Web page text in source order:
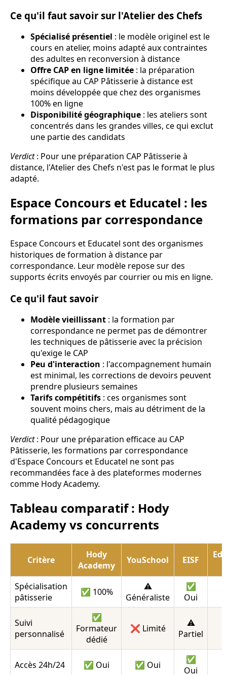
Ce qu'il faut savoir sur l'Atelier des Chefs
Spécialisé présentiel : le modèle originel est le
cours en atelier, moins adapté aux contraintes
des adultes en reconversion à distance
Offre CAP en ligne limitée : la préparation
spécifique au CAP Pâtisserie à distance est
moins développée que chez des organismes
100% en ligne
Disponibilité géographique : les ateliers sont
concentrés dans les grandes villes, ce qui exclut
une partie des candidats
Verdict: Pour une préparation CAP Pâtisserie à
distance, l'Atelier des Chefs n'est pas le format le plus
adapté.
Espace Concours et Educatel : les
formations par correspondance
Espace Concours et Educatel sont des organismes
historiques de formation à distance par
correspondance. Leur modèle repose sur des
supports écrits envoyés par courrier ou mis en ligne.
Ce qu'il faut savoir
Modèle vieillissant : la formation par
correspondance ne permet pas de démontrer
les techniques de pâtisserie avec la précision
qu'exige le CAP
Peu d'interaction : l'accompagnement humain
est minimal, les corrections de devoirs peuvent
prendre plusieurs semaines
Tarifs compétitifs : ces organismes sont
souvent moins chers, mais au détriment de la
qualité pédagogique
Verdict: Pour une préparation efficace au CAP
Pâtisserie, les formations par correspondance
d'Espace Concours et Educatel ne sont pas
recommandées face à des plateformes modernes
comme Hody Academy.
Tableau comparatif : Hody
Academy vs concurrents
Critère
Hody
Academy
YouSchool EISF
Spécialisation
pâtisserie
✅ 100%
⚠️
Généraliste
✅
Oui
Suivi
personnalisé
✅
Formateur
dédié
❌ Limité
⚠️
Partiel
Accès 24h/24 ✅ Oui ✅ Oui
✅
Oui